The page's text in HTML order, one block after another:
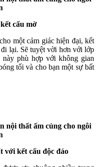
cấu mờ
một cảm giác hiện đại, kết
lại. Sẽ tuyệt vời hơn với lớp
phù hợp với không gian
tối và cho bạn một sự bất
với kết cấu độc đáo